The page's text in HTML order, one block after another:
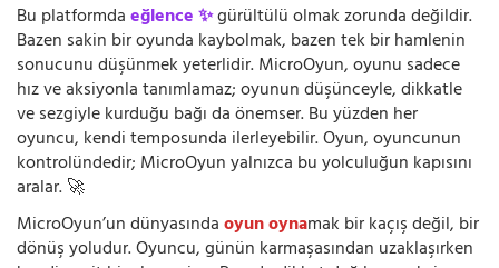
Bu platformdaeğlence ✨gürültülü olmak zorunda değildir.
Bazen sakin bir oyunda kaybolmak, bazen tek bir hamlenin
sonucunu düşünmek yeterlidir. MicroOyun, oyunu sadece
hız ve aksiyonla tanımlamaz; oyunun düşünceyle, dikkatle
ve sezgiyle kurduğu bağı da önemser. Bu yüzden her
oyuncu, kendi temposunda ilerleyebilir. Oyun, oyuncunun
kontrolündedir; MicroOyun yalnızca bu yolculuğun kapısını
aralar. 🚀
MicroOyun’un dünyasındaoyun oynamak bir kaçış değil, bir
dönüş yoludur. Oyuncu, günün karmaşasından uzaklaşırken